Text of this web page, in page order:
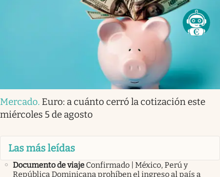
Mercado. Euro: a cuánto cerró la cotización este
miércoles 5 de agosto
Las más leídas
Documento de viaje Confirmado | México, Perú y
República Dominicana prohíben el ingreso al país a